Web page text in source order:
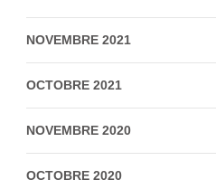
NOVEMBRE 2021
OCTOBRE 2021
NOVEMBRE 2020
OCTOBRE 2020